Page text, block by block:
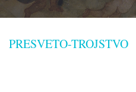
PRESVETO-TROJSTVO